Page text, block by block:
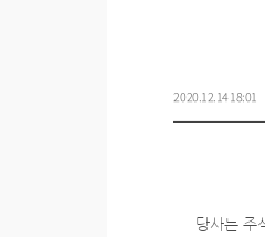
2020.12.14 18:01
당사는 주